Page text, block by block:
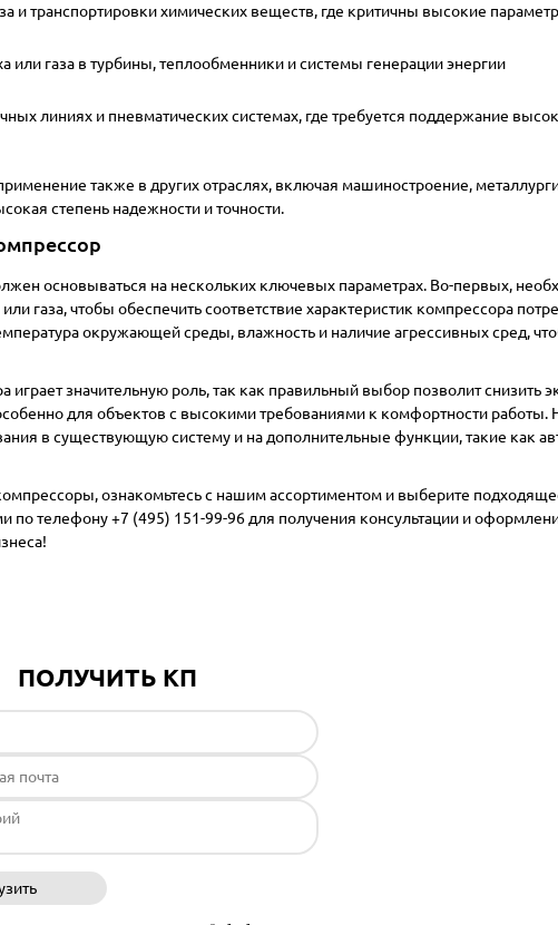
и транспортировки химических веществ, где критичны высокие
или газа в турбины, теплообменники и системы генерации энергии
линиях и пневматических системах, где требуется поддержание
также в других отраслях, включая машиностроение,
степень надежности и точности.
основываться на нескольких ключевых параметрах. Во-первых,
газа, чтобы обеспечить соответствие характеристик компрессора
окружающей среды, влажность и наличие агрессивных сред,
значительную роль, так как правильный выбор позволит снизить
для объектов с высокими требованиями к комфортности
в существующую систему и на дополнительные функции, такие как
ознакомьтесь с нашим ассортиментом и выберите
по телефону+7 (495) 151-99-96 для получения консультации и
ПОЛУЧИТЬ КП